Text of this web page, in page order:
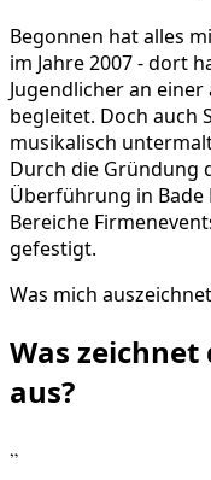
Begonnen hat alles
im Jahre 2007 - dort
Jugendlicher an
begleitet. Doch auch
musikalisch
Durch die Gründung
Überführung in Bade
Bereiche
gefestigt.
Was mich auszeichnet
Was zeichnet
aus?
„